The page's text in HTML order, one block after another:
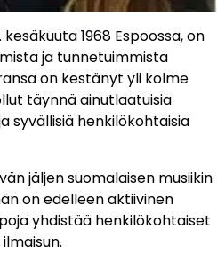
1968 Espoossa, on
ja tunnetuimmista
on kestänyt yli kolme
täynnä ainutlaatuisia
syvällisiä henkilökohtaisia
jäljen suomalaisen musiikin
on edelleen aktiivinen
yhdistää henkilökohtaiset